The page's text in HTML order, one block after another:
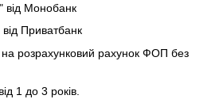
від Монобанк
Приватбанк
на розрахунковий рахунок ФОП без
1 до 3 років.